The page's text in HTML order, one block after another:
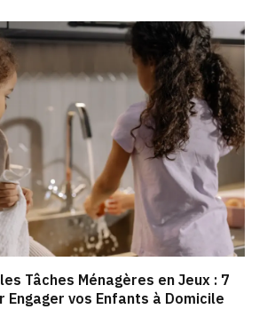
Tâches Ménagères en Jeux : 7
Engager vos Enfants à Domicile